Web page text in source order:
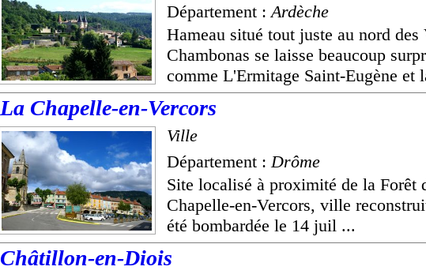
Département : Ardèche
Hameau situé tout juste au nord des
Chambonas se laisse beaucoup
comme L'Ermitage Saint-Eugène et
La Chapelle-en-Vercors
Ville
Département : Drôme
Site localisé à proximité de la Forêt
Chapelle-en-Vercors, ville
été bombardée le 14 juil ...
Châtillon-en-Diois